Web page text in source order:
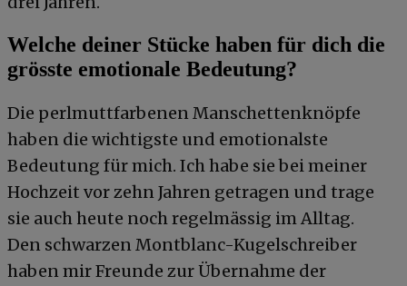
Welche deiner Stücke haben für dich die
grösste emotionale Bedeutung?
Die perlmuttfarbenen Manschettenknöpfe
haben die wichtigste und emotionalste
Bedeutung für mich. Ich habe sie bei meiner
Hochzeit vor zehn Jahren getragen und trage
sie auch heute noch regelmässig im Alltag.
Den schwarzen Montblanc-Kugelschreiber
haben mir Freunde zur Übernahme der